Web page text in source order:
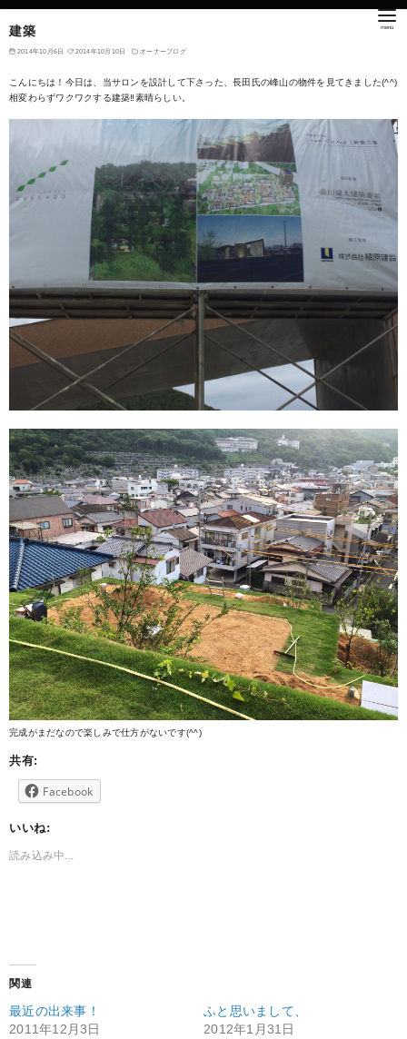
建築
2014年10月6日 2014年10月10日 オーナーブログ
こんにちは！今日は、当サロンを設計して下さった、長田氏の峰山の物件を見てきました(^^)
相変わらずワクワクする建築‼️素晴らしい。
完成がまだなので楽しみで仕方がないです(^^)
共有:
Facebook
いいね:
読み込み中...
関連
最近の出来事！
2011年12月3日
ふと思いまして、
2012年1月31日